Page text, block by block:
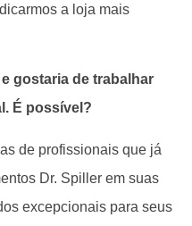
a loja mais
gostaria de trabalhar
É possível?
de profissionais que já
Dr. Spiller em suas
excepcionais para seus